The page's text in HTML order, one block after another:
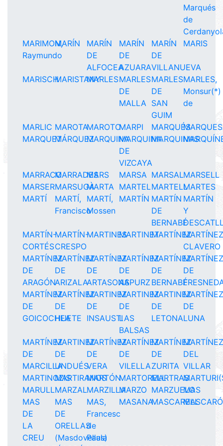
Marqués
de
MARIMON,
Raymundo
MARÍN
MARÍN
DE
ALFOCEA
MARÍN
DE
AZUARA
MARÍN
DE
VILLANUEVA
MARIS
MARISCHMARISTANYMARLESMARLES
DE
MALLA
MARLES
DE
SAN
GUIM
MARLES,
Monsur(*)
de
MARLIC MAROTAMAROTOMARPI MARQUÉS
MARQUETMÁRQUEZMARQUINAMARQUINA
DE
VIZCAYA
MARQUINAS
MARRACOMARRADESMARS MARSA MARSALMARSELL
MARSERMARSUGÀMARTA MARTELMARTELLMARTES
MARTÍ
MARTÍ,
Francisco
MARTÍ,
Mossen
MARTÍN MARTÍN
DE
BERNABÉ
MARTÍN
Y
MARTÍN-
CORTÉS
MARTÍN-
CRESPO
MARTINESMARTINETMARTÍNEZ
CLAVERO
MARTÍNEZ
DE
ARAGÓN
MARTÍNEZ
DE
ARIZALA
MARTÍNEZ
DE
ARTASONA
MARTÍNEZ
DE
ASPURZ
MARTÍNEZ
DE
BERNABÉ
DE
MARTÍNEZ
DE
GOICOCHEA
MARTÍNEZ
DE
HUETE
MARTINEZ
DE
INSAUSTI
MARTINEZ
DE
LAS
BALSAS
MARTINEZ
DE
LETONA
DE
LUNA
MARTÍNEZ
DE
MARCILLA
MARTINEZ
DE
UNDUÉS
MARTÍNEZ
DE
VERA
MARTÍNEZ
DE
VILELLA
MARTÍNEZ
DE
ZURITA
DEL
VILLAR
MARTINOZISMARTIRANOS
MARTÓNMARTORELLMARTRAS
MARULLMARZALMARZILLAMARZO MARZUELO
MAS
MAS
DE
LA
CREU
MAS
DE
ORELLAS
(Masdovellas)
MAS,
Francesc
de
Paula
MASANAMASCARELLMASCARÓ